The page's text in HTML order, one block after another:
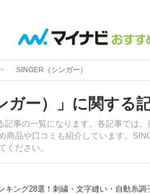
SINGER（シンガー）
ガー）」に関する
事の一覧になります。各記事では、
商品や口コミも紹介しています。
ください。
キング28選！刺繍・文字縫い・自動糸調